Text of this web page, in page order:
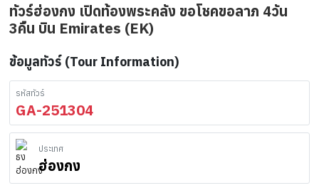
ทัวร์ฮ่องกง เปิดท้องพระคลัง ขอโชคขอลาภ 4วัน
3คืน บิน Emirates (EK)
ข้อมูลทัวร์ (Tour Information)
รหัสทัวร์
GA-251304
ประเทศ
ฮ่องกง